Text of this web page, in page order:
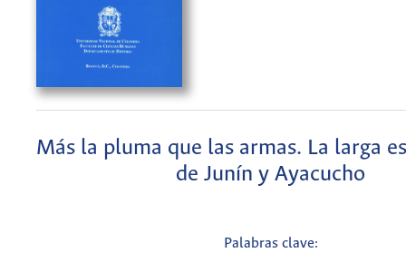
Más la pluma que las armas. La larga
de Junín y Ayacucho
Palabras clave: